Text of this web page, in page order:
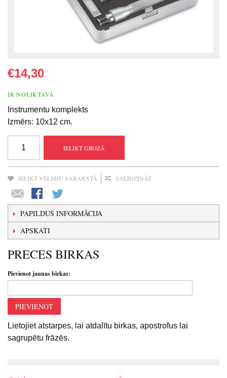
€14,30
IR NOLIKTAVĀ
Instrumentu komplekts
Izmērs: 10x12 cm.
IELIKT GROZĀ
IELIKT VĒLMJU SARAKSTĀ SALĪDZINĀT
PAPILDUS INFORMĀCIJA
APSKATI
PRECES BIRKAS
Pievienot jaunas birkas:
PIEVIENOT
Lietojiet atstarpes, lai atdalītu birkas, apostrofus lai
sagrupētu frāzēs.